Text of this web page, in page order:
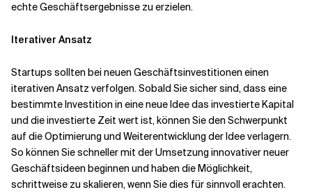
echte Geschäftsergebnisse zu erzielen.
Iterativer Ansatz
Startups sollten bei neuen Geschäftsinvestitionen einen
iterativen Ansatz verfolgen. Sobald Sie sicher sind, dass eine
bestimmte Investition in eine neue Idee das investierte Kapital
und die investierte Zeit wert ist, können Sie den Schwerpunkt
auf die Optimierung und Weiterentwicklung der Idee verlagern.
So können Sie schneller mit der Umsetzung innovativer neuer
Geschäftsideen beginnen und haben die Möglichkeit,
schrittweise zu skalieren, wenn Sie dies für sinnvoll erachten.